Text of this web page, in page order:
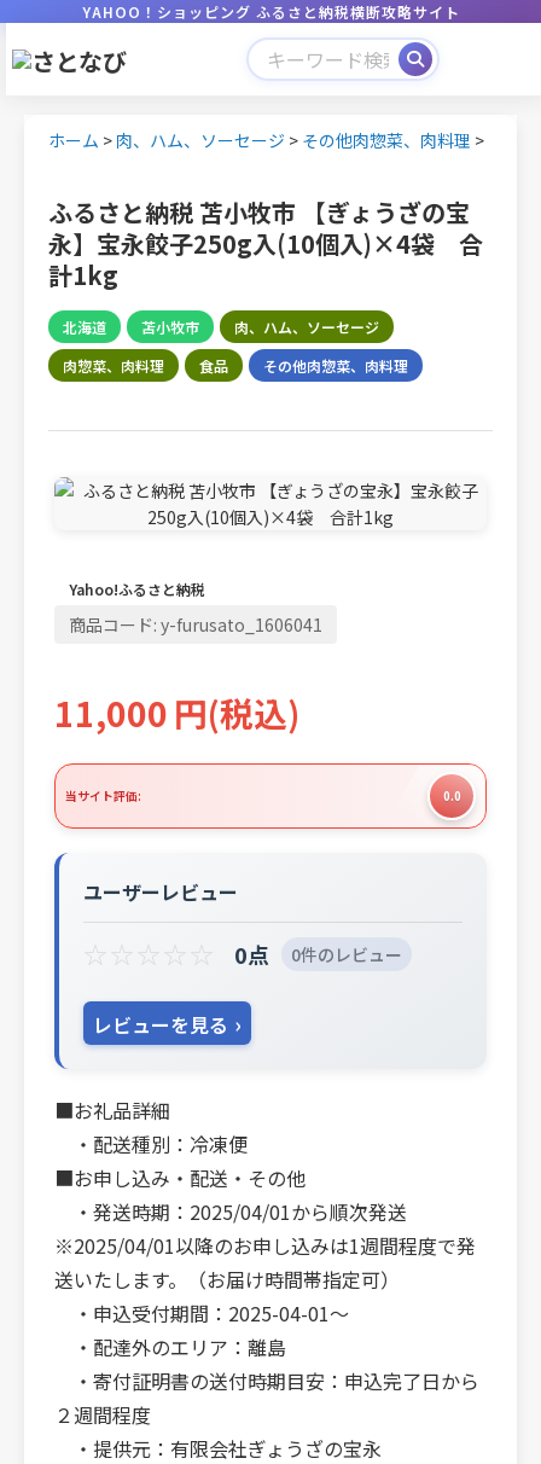
YAHOO！ショッピング ふるさと納税横断攻略サイト
ホーム > 肉、ハム、ソーセージ > その他肉惣菜、肉料理 >
ふるさと納税 苫小牧市 【ぎょうざの宝
永】宝永餃子250g入(10個入)×4袋 合
計1kg
北海道 苫小牧市
肉、ハム、ソーセージ
肉惣菜、肉料理
食品 その他肉惣菜、肉料理
Yahoo!ふるさと納税
商品コード: y-furusato_1606041
11,000 円(税込)
当サイト評価: 0.0
ユーザーレビュー
☆ ☆ ☆ ☆ ☆ 0点 0件のレビュー
レビューを見る
■お礼品詳細
・配送種別：冷凍便
■お申し込み・配送・その他
・発送時期：2025/04/01から順次発送
※2025/04/01以降のお申し込みは1週間程度で発
送いたします。（お届け時間帯指定可）
・申込受付期間：2025-04-01〜
・配達外のエリア：離島
・寄付証明書の送付時期目安：申込完了日から
２週間程度
・提供元：有限会社ぎょうざの宝永